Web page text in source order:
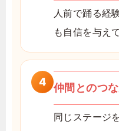
人前で踊る経
も自信を与え
4 仲間とのつ
同じステージ